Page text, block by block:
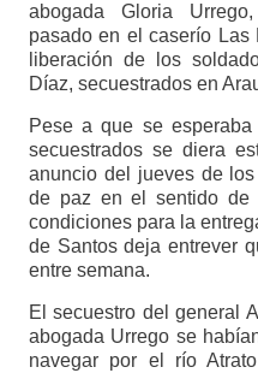
abogada Gloria
pasado en el caserío Las
liberación de los
Díaz, secuestrados en
Pese a que se
secuestrados se diera
anuncio del jueves de
de paz en el sentido de
condiciones para la
de Santos deja entrever
entre semana.
El secuestro del general
abogada Urrego se
navegar por el río